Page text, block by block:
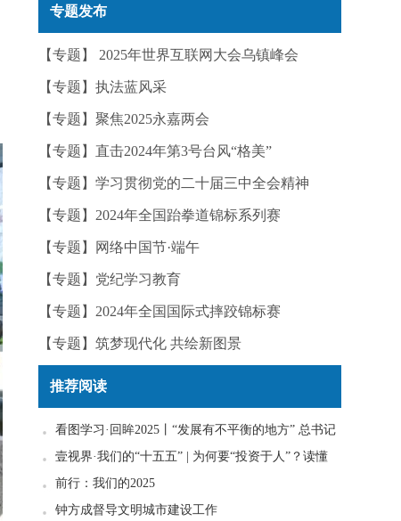
专题发布
【专题】 2025年世界互联网大会乌镇峰会
【专题】执法蓝风采
【专题】聚焦2025永嘉两会
【专题】直击2024年第3号台风“格美”
【专题】学习贯彻党的二十届三中全会精神
【专题】2024年全国跆拳道锦标系列赛
【专题】网络中国节·端午
【专题】党纪学习教育
【专题】2024年全国国际式摔跤锦标赛
【专题】筑梦现代化 共绘新图景
推荐阅读
看图学习·回眸2025丨“发展有不平衡的地方” 总书记
一直惦念在心
壹视界·我们的“十五五” | 为何要“投资于人”？读懂
政策里的发展密码
前行：我们的2025
钟方成督导文明城市建设工作